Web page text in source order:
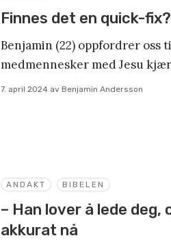
Finnes det en quick-fix?
Benjamin (22) oppfordrer oss
medmennesker med Jesu
7. april 2024 av Benjamin Andersson
ANDAKT BIBELEN
– Han lover å lede deg,
akkurat nå